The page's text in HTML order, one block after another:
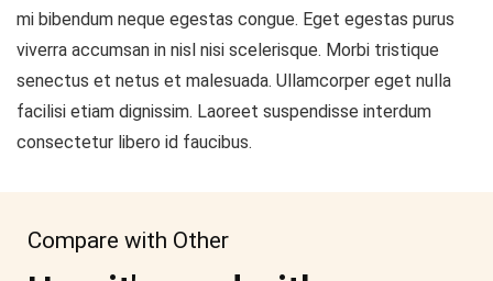
mi bibendum neque egestas congue. Eget egestas purus
viverra accumsan in nisl nisi scelerisque. Morbi tristique
senectus et netus et malesuada. Ullamcorper eget nulla
facilisi etiam dignissim. Laoreet suspendisse interdum
consectetur libero id faucibus.
Compare with Other